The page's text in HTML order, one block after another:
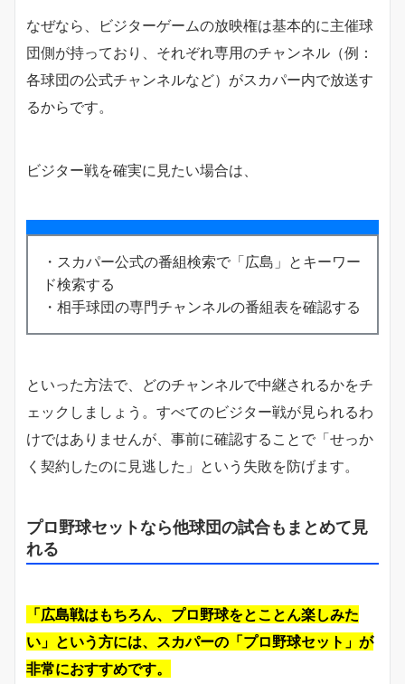
なぜなら、ビジターゲームの放映権は基本的に主催球
団側が持っており、それぞれ専用のチャンネル（例：
各球団の公式チャンネルなど）がスカパー内で放送す
るからです。
ビジター戦を確実に見たい場合は、
・スカパー公式の番組検索で「広島」とキーワー
ド検索する
・相手球団の専門チャンネルの番組表を確認する
といった方法で、どのチャンネルで中継されるかをチ
ェックしましょう。すべてのビジター戦が見られるわ
けではありませんが、事前に確認することで「せっか
く契約したのに見逃した」という失敗を防げます。
プロ野球セットなら他球団の試合もまとめて見
れる
「広島戦はもちろん、プロ野球をとことん楽しみた
い」という方には、スカパーの「プロ野球セット」が
非常におすすめです。